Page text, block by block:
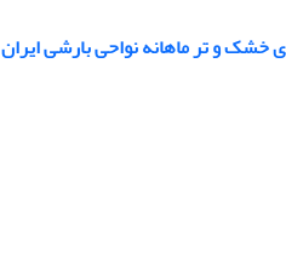
و تر ماهانه نواحی بارشی ایران